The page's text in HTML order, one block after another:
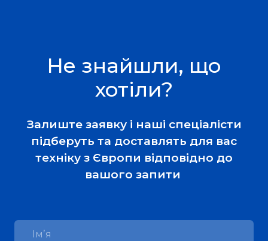
Не знайшли, що
хотіли?
Залиште заявку і наші спеціалісти
підберуть та доставлять для вас
техніку з Європи відповідно до
вашого запити